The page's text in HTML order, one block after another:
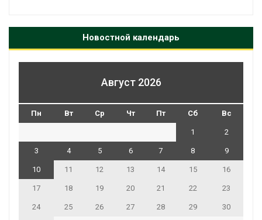
Новостной календарь
Август 2026
Пн Вт Ср Чт Пт Сб Вс
1 2
3 4 5 6 7 8 9
10 11 12 13 14 15 16
17 18 19 20 21 22 23
24 25 26 27 28 29 30